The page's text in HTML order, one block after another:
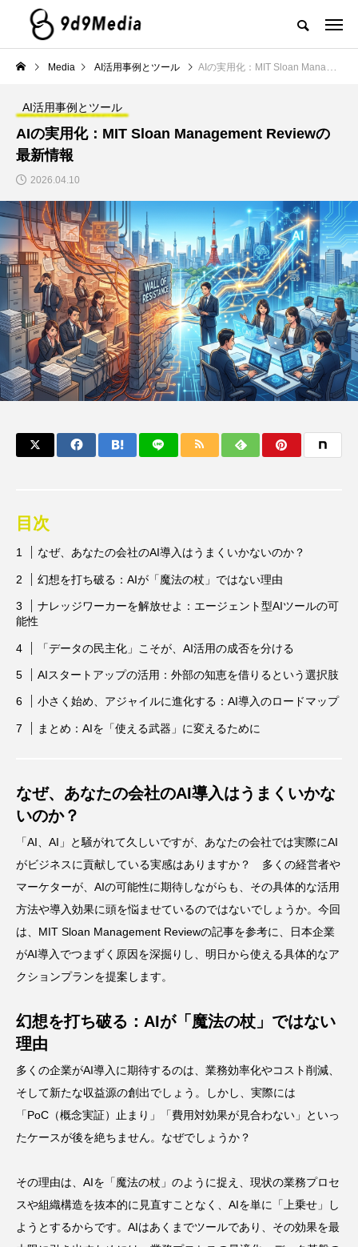
Media AI活用事例とツール AIの実用化：MIT Sloan Management Reviewの最新情報
AI活用事例とツール
AIの実用化：MIT Sloan Management Reviewの
最新情報
2026.04.10
目次
なぜ、あなたの会社のAI導入はうまくいかないのか？
幻想を打ち破る：AIが「魔法の杖」ではない理由
ナレッジワーカーを解放せよ：エージェント型AIツールの可
能性
「データの民主化」こそが、AI活用の成否を分ける
AIスタートアップの活用：外部の知恵を借りるという選択肢
小さく始め、アジャイルに進化する：AI導入のロードマップ
まとめ：AIを「使える武器」に変えるために
なぜ、あなたの会社のAI導入はうまくいかな
いのか？
「AI、AI」と騒がれて久しいですが、あなたの会社では実際にAI
がビジネスに貢献している実感はありますか？ 多くの経営者や
マーケターが、AIの可能性に期待しながらも、その具体的な活用
方法や導入効果に頭を悩ませているのではないでしょうか。今回
は、MIT Sloan Management Reviewの記事を参考に、日本企業
がAI導入でつまずく原因を深掘りし、明日から使える具体的なア
クションプランを提案します。
幻想を打ち破る：AIが「魔法の杖」ではない
理由
多くの企業がAI導入に期待するのは、業務効率化やコスト削減、
そして新たな収益源の創出でしょう。しかし、実際には
「PoC（概念実証）止まり」「費用対効果が見合わない」といっ
たケースが後を絶ちません。なぜでしょうか？
その理由は、AIを「魔法の杖」のように捉え、現状の業務プロセ
スや組織構造を抜本的に見直すことなく、AIを単に「上乗せ」し
ようとするからです。AIはあくまでツールであり、その効果を最